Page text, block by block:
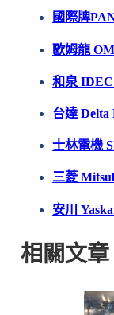
國際牌
歐姆龍
和泉
台達
士林電機
三菱
安川
相關文章